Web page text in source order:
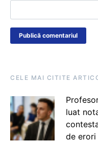
CELE MAI CITITE
luat
de erori